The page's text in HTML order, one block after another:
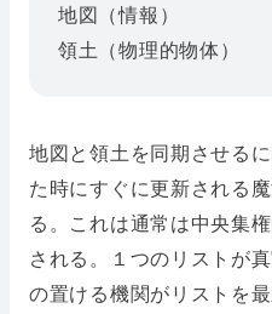
地図（情報）
領土（物理的物体）
地図と領土を同期させる
た時にすぐに更新される
る。これは通常は中央集
される。１つのリストが
の置ける機関がリストを